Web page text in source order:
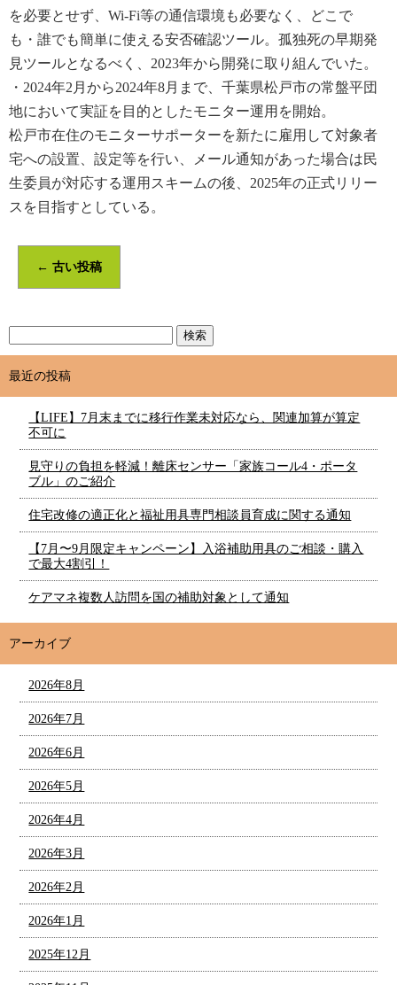
を必要とせず、 Wi-Fi等の通信環境も必要なく、どこで
も ・ 誰でも簡単に使える安否確認ツール。 孤独死の早期発
見ツールとなるべく、 2023年から開発に取り組んでいた。
・ 2024年2 月 から2024年8月 まで、千葉県松戸市の常盤平団
地において実証を目的としたモニター運用を開始。
松戸市在住のモニターサポーターを新たに雇用して対象者
宅への設置、設定等を行い、メール通知があった場合は民
生委員が対応する運用 スキームの後、 2025年の正式リリー
スを目指すとしている。
← 古い投稿
最近の投稿
【LIFE】7月末までに移行作業未対応なら、関連加算が算定
不可に
見守りの負担を軽減！離床センサー「家族コール4・ポータ
ブル」のご紹介
住宅改修の適正化と福祉用具専門相談員育成に関する通知
【7月〜9月限定キャンペーン】入浴補助用具のご相談・購入
で最大4割引！
ケアマネ複数人訪問を国の補助対象として通知
アーカイブ
2026年8月
2026年7月
2026年6月
2026年5月
2026年4月
2026年3月
2026年2月
2026年1月
2025年12月